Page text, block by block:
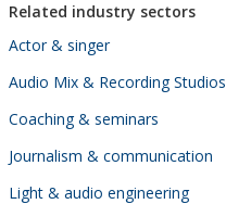
Related industry sectors
Actor & singer
Audio Mix & Recording Studios
Coaching & seminars
Journalism & communication
Light & audio engineering